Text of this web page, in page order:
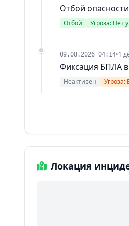
Отбой
Отбой Угроза: Нет
09.08.2026 04:14•1
Фиксация БПЛА
Неактивен Угроза:
Локация